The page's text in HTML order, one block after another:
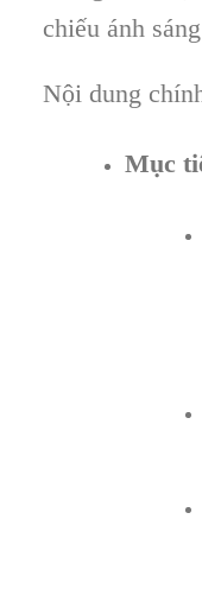
chiếu ánh
Nội dung
Mục